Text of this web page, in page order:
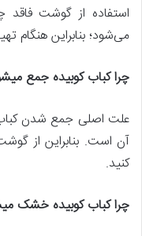
استفاده از گوشت
می‌شود؛ بنابراین هنگام
چرا کباب کوبیده جمع
علت اصلی جمع شدن کباب
آن است. بنابراین از
کنید.
چرا کباب کوبیده خشک